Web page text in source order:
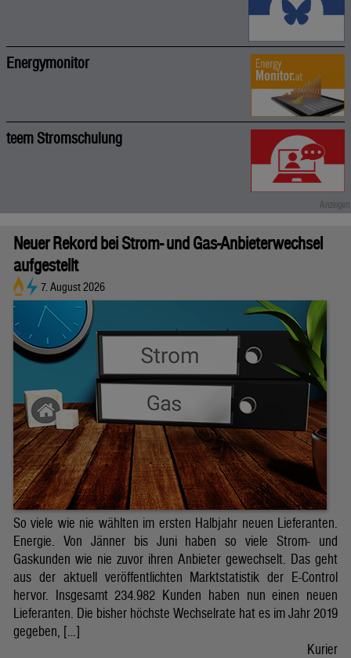
Energymonitor
teem Stromschulung
Neuer Rekord bei Strom- und Gas-Anbieterwechsel
aufgestellt
7. August 2026
So viele wie nie wählten im ersten Halbjahr neuen Lieferanten.
Energie. Von Jänner bis Juni haben so viele Strom- und
Gaskunden wie nie zuvor ihren Anbieter gewechselt. Das geht
aus der aktuell veröffentlichten Marktstatistik der E-Control
hervor. Insgesamt 234.982 Kunden haben nun einen neuen
Lieferanten. Die bisher höchste Wechselrate hat es im Jahr 2019
gegeben, […]
Kurier